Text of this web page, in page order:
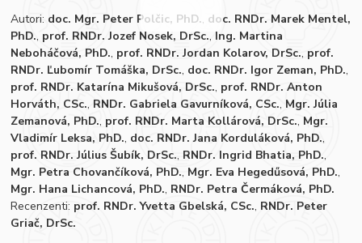
Autori: doc. Mgr. Peter Polčic, PhD., doc. RNDr. Marek Mentel,
PhD., prof. RNDr. Jozef Nosek, DrSc., Ing. Martina
Neboháčová, PhD., prof. RNDr. Jordan Kolarov, DrSc., prof.
RNDr. Ľubomír Tomáška, DrSc., doc. RNDr. Igor Zeman, PhD.,
prof. RNDr. Katarína Mikušová, DrSc., prof. RNDr. Anton
Horváth, CSc., RNDr. Gabriela Gavurníková, CSc., Mgr. Júlia
Zemanová, PhD., prof. RNDr. Marta Kollárová, DrSc., Mgr.
Vladimír Leksa, PhD., doc. RNDr. Jana Korduláková, PhD.,
prof. RNDr. Július Šubík, DrSc., RNDr. Ingrid Bhatia, PhD.,
Mgr. Petra Chovančíková, PhD., Mgr. Eva Hegedűsová, PhD.,
Mgr. Hana Lichancová, PhD., RNDr. Petra Čermáková, PhD.
Recenzenti: prof. RNDr. Yvetta Gbelská, CSc., RNDr. Peter
Griač, DrSc.